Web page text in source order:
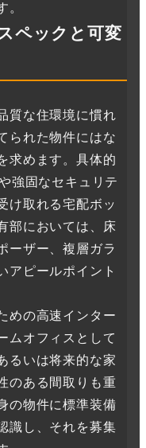
。
ペックと可変
質な住環境に慣れ
られた物件にはな
求めます。具体的
強固なセキュリテ
け取れる宅配ボッ
部においては、床
ーザー、複層ガラ
アピールポイント
めの高速インター
ムオフィスとして
るいは将来的な家
のある間取りも重
の物件に標準装備
識し、それを募集